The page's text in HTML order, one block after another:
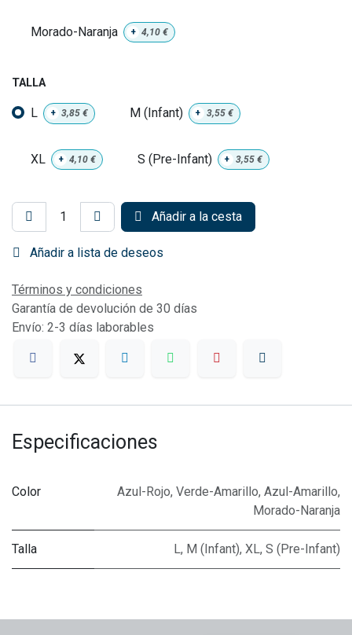
Morado-Naranja + 4,10 €
TALLA
L + 3,85 € M (Infant) + 3,55€
XL + 4,10 € S (Pre-Infant) + 3,55€
Añadir a la cesta
Añadir a lista de deseos
Términos y condiciones
Garantía de devolución de 30 días
Envío: 2-3 días laborables
Especificaciones
Color Azul-Rojo, Verde-Amarillo, Azul-Amarillo,
Morado-Naranja
Talla L, M (Infant), XL, S (Pre-Infant)